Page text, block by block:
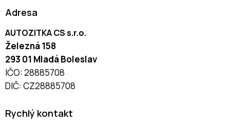
Adresa
AUTOZITKA CS s.r.o.
Železná 158
293 01 Mladá Boleslav
IČO: 28885708
DIČ: CZ28885708
Rychlý kontakt